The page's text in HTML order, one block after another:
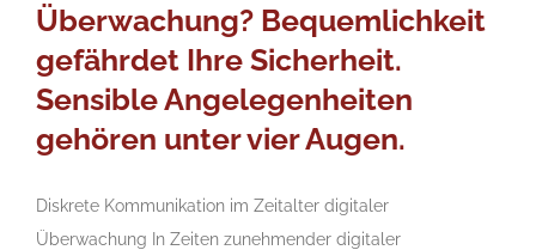
Überwachung? Bequemlichkeit
gefährdet Ihre Sicherheit.
Sensible Angelegenheiten
gehören unter vier Augen.
Diskrete Kommunikation im Zeitalter digitaler
Überwachung In Zeiten zunehmender digitaler